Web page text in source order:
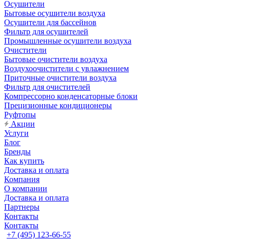
Осушители
Бытовые осушители воздуха
Осушители для бассейнов
Фильтр для осушителей
Промышленные осушители воздуха
Очистители
Бытовые очистители воздуха
Воздухоочистители с увлажнением
Приточные очистители воздуха
Фильтр для очистителей
Компрессорно конденсаторные блоки
Прецизионные кондиционеры
Руфтопы
Акции
Услуги
Блог
Бренды
Как купить
Доставка и оплата
Компания
О компании
Доставка и оплата
Партнеры
Контакты
Контакты
+7 (495) 123-66-55